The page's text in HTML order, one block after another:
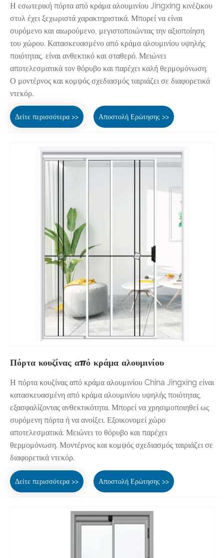
Η εσωτερική πόρτα από κράμα αλουμινίου Jingxing κινέζικου
στυλ έχει ξεχωριστά χαρακτηριστικά. Μπορεί να είναι
συρόμενο και αιωρούμενο, μεγιστοποιώντας την αξιοποίηση
του χώρου. Κατασκευασμένο από κράμα αλουμινίου υψηλής
ποιότητας, είναι ανθεκτικό και σταθερό. Μειώνει
αποτελεσματικά τον θόρυβο και παρέχει καλή θερμομόνωση.
Ο μοντέρνος και κομψός σχεδιασμός ταιριάζει σε διαφορετικά
ντεκόρ.
Δείτε περισσότερα >> Αποστολή Ερώτησης >>
Πόρτα κουζίνας από κράμα αλουμινίου
Η πόρτα κουζίνας από κράμα αλουμινίου China Jingxing είναι
κατασκευασμένη από κράμα αλουμινίου υψηλής ποιότητας,
εξασφαλίζοντας ανθεκτικότητα. Μπορεί να χρησιμοποιηθεί ως
συρόμενη πόρτα ή να ανοίξει. Εξοικονομεί χώρο
αποτελεσματικά. Μειώνει το θόρυβο και παρέχει
θερμομόνωση. Μοντέρνος και κομψός σχεδιασμός ταιριάζει σε
διαφορετικά ντεκόρ.
Δείτε περισσότερα >> Αποστολή Ερώτησης >>